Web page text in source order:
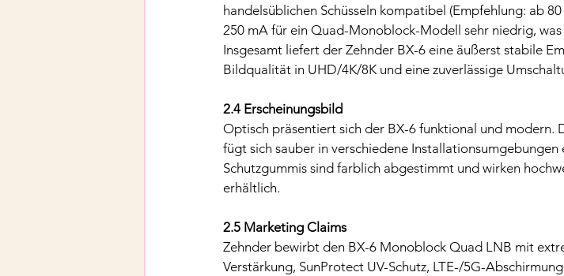
handelsüblichen Schüsseln kompatibel (Empfehlung: ab
250 mA für ein Quad-Monoblock-Modell sehr niedrig,
Insgesamt liefert der Zehnder BX-6 eine äußerst stabile
Bildqualität in UHD/4K/8K und eine zuverlässige
2.4 Erscheinungsbild
Optisch präsentiert sich der BX-6 funktional und modern.
fügt sich sauber in verschiedene
Schutzgummis sind farblich abgestimmt und wirken
erhältlich.
2.5 Marketing Claims
Zehnder bewirbt den BX-6 Monoblock Quad LNB mit
Verstärkung, SunProtect UV-Schutz, LTE-/5G-